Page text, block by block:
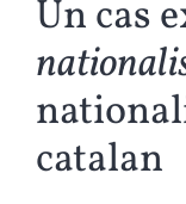
Un cas
catalan